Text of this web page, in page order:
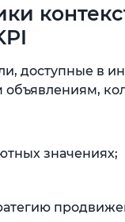
доступные в
значениях;